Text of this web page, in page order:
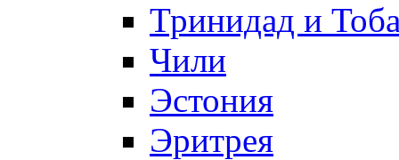
Тринидад и
Чили
Эстония
Эритрея